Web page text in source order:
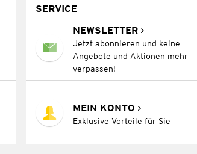
SERVICE
NEWSLETTER
Jetzt abonnieren und keine
Angebote und Aktionen mehr
verpassen!
MEIN KONTO
Exklusive Vorteile für Sie